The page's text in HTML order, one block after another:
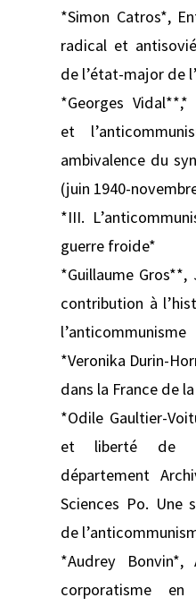
*Simon Catros*,
radical et
de l’état-major de
*Georges Vidal**,*
et
ambivalence du
(juin 1940-
*III.
guerre froide*
*Guillaume Gros**,
contribution à
l’anticommunisme
*Veronika Durin-
dans la France de
*Odile Gaultier-
et liberté de
département
Sciences Po. Une
de
*Audrey Bonvin*,
corporatisme